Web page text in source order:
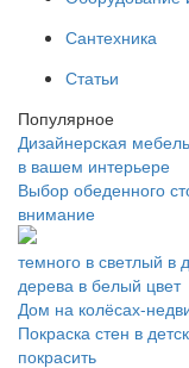
Сантехника
Статьи
Популярное
Дизайнерская
в вашем интерьере
Выбор обеденного
внимание
темного в светлый в
дерева в белый цвет
Дом на колёсах-
Покраска стен в
покрасить